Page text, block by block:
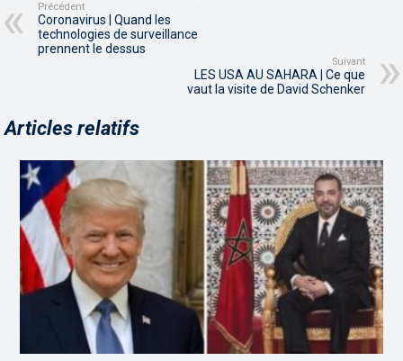
Précédent
Coronavirus | Quand les
technologies de surveillance
prennent le dessus
Suivant
LES USA AU SAHARA | Ce que
vaut la visite de David Schenker
Articles relatifs